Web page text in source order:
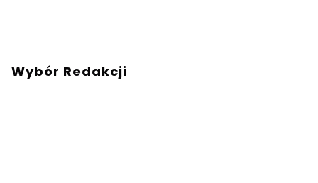
Wybór Redakcji